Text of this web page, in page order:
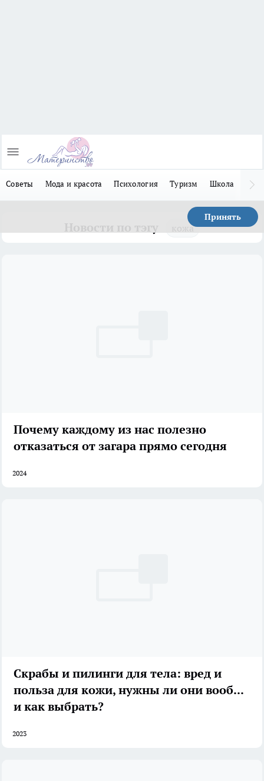
Советы Мода и красота Психология Туризм Школа
Принять
кожа
Почему каждому из нас полезно
отказаться от загара прямо сегодня
2024
Скрабы и пилинги для тела: вред и
польза для кожи, нужны ли они вообще
и как выбрать?
2023